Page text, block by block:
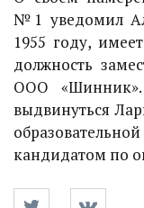
№1 уведомил
1955 году,
должность
ООО
выдвинуться
кандидатом по